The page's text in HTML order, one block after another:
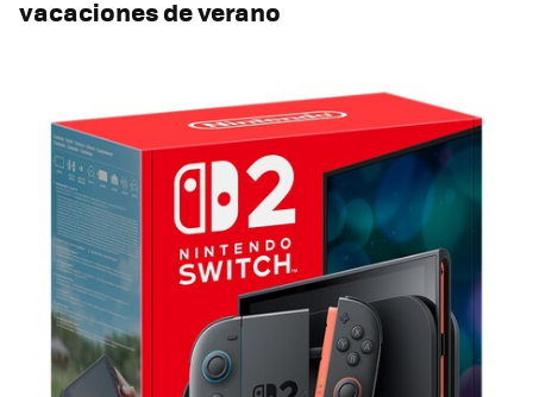
vacaciones de verano